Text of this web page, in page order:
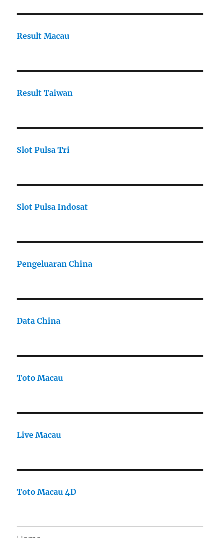
Result Macau
Result Taiwan
Slot Pulsa Tri
Slot Pulsa Indosat
Pengeluaran China
Data China
Toto Macau
Live Macau
Toto Macau 4D